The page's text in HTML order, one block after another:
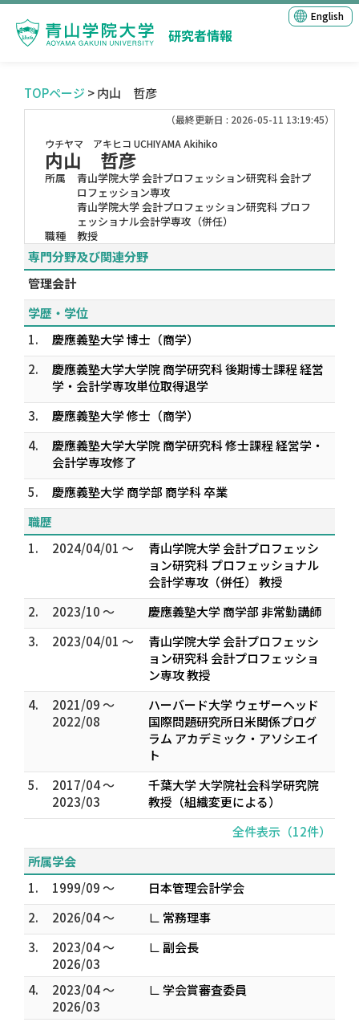
研究者情報
English
TOPページ > 内山 哲彦
（最終更新日 : 2026-05-11 13:19:45）
ウチヤマ アキヒコ UCHIYAMA Akihiko
内山 哲彦
所属
青山学院大学 会計プロフェッション研究科 会計プ
ロフェッション専攻
青山学院大学 会計プロフェッション研究科 プロフ
ェッショナル会計学専攻（併任）
職種
教授
専門分野及び関連分野
管理会計
学歴・学位
1.
慶應義塾大学 博士（商学）
2.
慶應義塾大学大学院 商学研究科 後期博士課程 経営
学・会計学専攻単位取得退学
3.
慶應義塾大学 修士（商学）
4.
慶應義塾大学大学院 商学研究科 修士課程 経営学・
会計学専攻修了
5.
慶應義塾大学 商学部 商学科 卒業
職歴
1.
2024/04/01 ～
青山学院大学 会計プロフェッシ
ョン研究科 プロフェッショナル
会計学専攻（併任） 教授
2.
2023/10 ～
慶應義塾大学 商学部 非常勤講師
3.
2023/04/01 ～
青山学院大学 会計プロフェッシ
ョン研究科 会計プロフェッショ
ン専攻 教授
4.
2021/09 ～
2022/08
ハーバード大学 ウェザーヘッド
国際問題研究所日米関係プログ
ラム アカデミック・アソシエイ
ト
5.
2017/04 ～
2023/03
千葉大学 大学院社会科学研究院
教授（組織変更による）
全件表示（12件）
所属学会
1.
1999/09 ～
日本管理会計学会
2.
2026/04 ～
∟ 常務理事
3.
2023/04 ～
2026/03
∟ 副会長
4.
2023/04 ～
2026/03
∟ 学会賞審査委員